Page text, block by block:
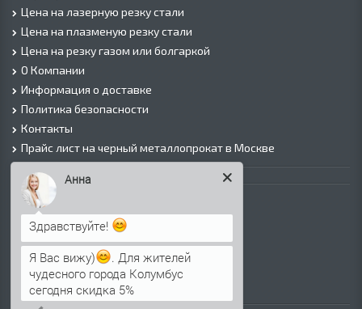
Цена на лазерную резку стали
Цена на плазменую резку стали
Цена на резку газом или болгаркой
О Компании
Информация о доставке
Политика безопасности
Контакты
Прайс лист на черный металлопрокат в Москве
Листовой прокат
Лист г/к
Лист х/к
Просечно-вытяжной лист (ПВЛ)
Лист рифленый
Лист оцинкованный
Анна
Здравствуйте!
Я Вас вижу)
. Для жителей
чудесного города Колумбус
сегодня скидка 5%